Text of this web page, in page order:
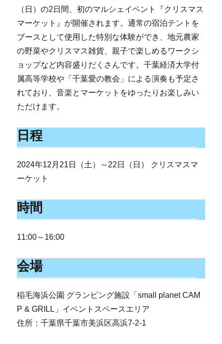
（日）の2日間、初のマルシェイベント『クリスマス
マーケット』が開催されます。通常の宿泊テントを
ブースとして使用した特別な体験ができ、地元農家
の野菜やクリスマス雑貨、親子で楽しめるワークシ
ョップなど内容盛りだくさんです。千葉経済大学付
属高等学校や「千葉愛の教会」による演奏も予定さ
れており、音楽とマーケットをゆったりお楽しみい
ただけます。
日程
2024年12月21日（土）～22日（日） クリスマスマ
ーケット
時間
11:00～16:00
会場
稲毛海浜公園 グランピング施設「small planet CAM
P & GRILL」イベントスペースエリア
住所：千葉県千葉市美浜区高浜7-2-1